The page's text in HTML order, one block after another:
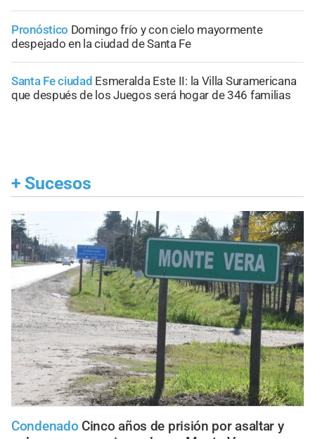
Pronóstico Domingo frío y con cielo mayormente
despejado en la ciudad de Santa Fe
Santa Fe ciudad Esmeralda Este II: la Villa Suramericana
que después de los Juegos será hogar de 346 familias
+ Sucesos
Condenado Cinco años de prisión por asaltar y